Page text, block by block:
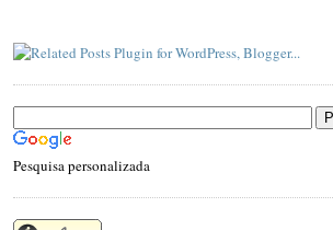
Pesquisa personalizada